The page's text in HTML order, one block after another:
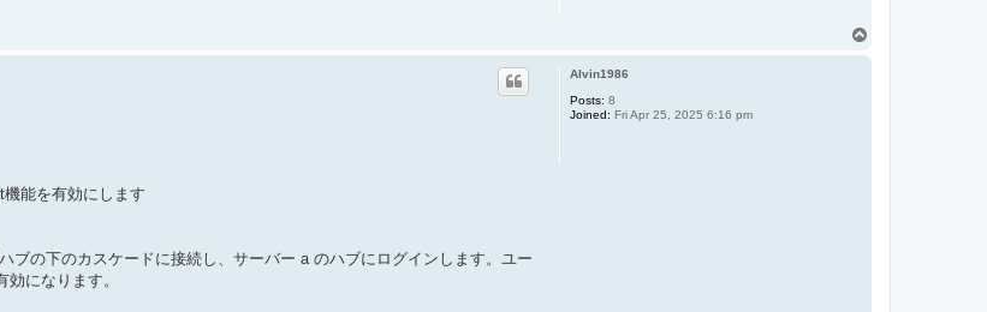
Alvin1986
Posts: 8
Joined: Fri Apr 25, 2025 6:16 pm
能を有効にします
の下のカスケードに接続し、サーバー a のハブにログインします。ユー
になります。